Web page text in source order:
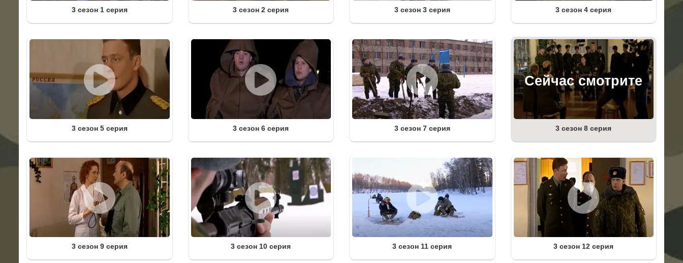
3 сезон 1 серия 3 сезон 2 серия 3 сезон 3 серия 3 сезон 4 серия
3 сезон 5 серия 3 сезон 6 серия 3 сезон 7 серия 3 сезон 8 серия
3 сезон 9 серия 3 сезон 10 серия 3 сезон 11 серия 3 сезон 12 серия